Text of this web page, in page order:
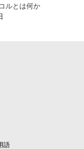
ルとは何か
語